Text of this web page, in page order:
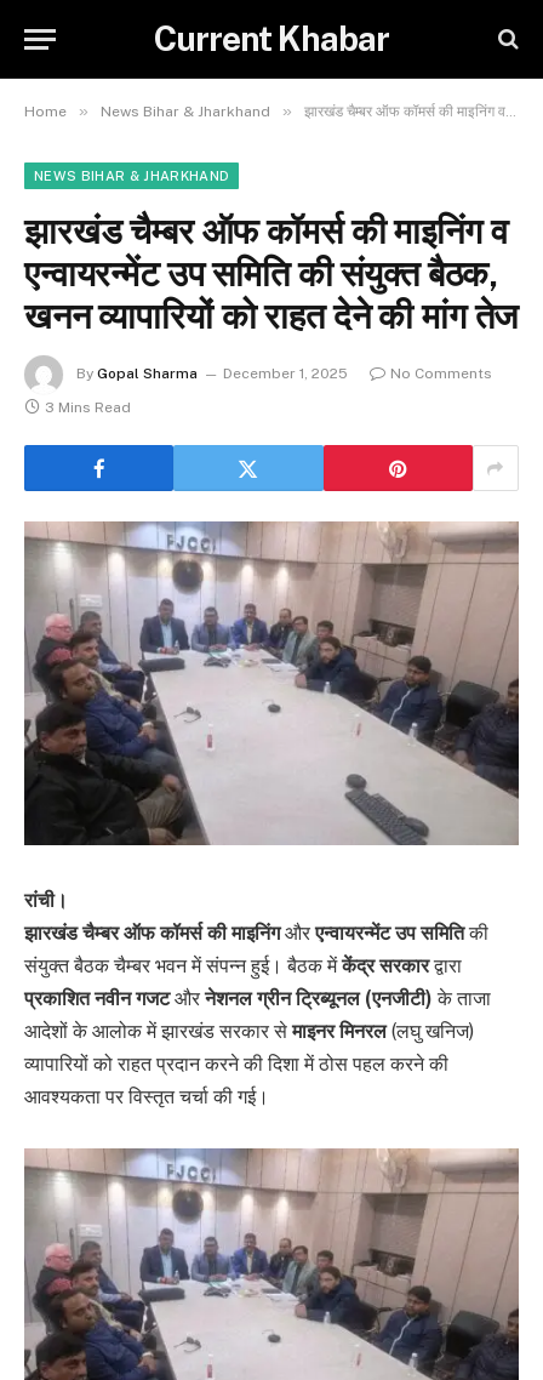
Current Khabar
Home » News Bihar & Jharkhand » झारखंड चैम्बर ऑफ कॉमर्स की माइनिंग व एन्वायरन्मेंट उप समिति की संयुक्त बैठक, खनन व्यापारियों को राहत देने की मांग तेज
NEWS BIHAR & JHARKHAND
झारखंड चैम्बर ऑफ कॉमर्स की माइनिंग व
एन्वायरन्मेंट उप समिति की संयुक्त बैठक,
खनन व्यापारियों को राहत देने की मांग तेज
By Gopal Sharma December 1, 2025
No Comments
3 Mins Read
रांची।
झारखंड चैम्बर ऑफ कॉमर्स की माइनिंगऔरएन्वायरन्मेंट उप समितिकी
संयुक्त बैठक चैम्बर भवन में संपन्न हुई। बैठक मेंकेंद्र सरकारद्वारा
प्रकाशित नवीन गजटऔरनेशनल ग्रीन ट्रिब्यूनल (एनजीटी) के ताजा
आदेशों के आलोक में झारखंड सरकार सेमाइनर मिनरल(लघु खनिज)
व्यापारियों को राहत प्रदान करने की दिशा में ठोस पहल करने की
आवश्यकता पर विस्तृत चर्चा की गई।